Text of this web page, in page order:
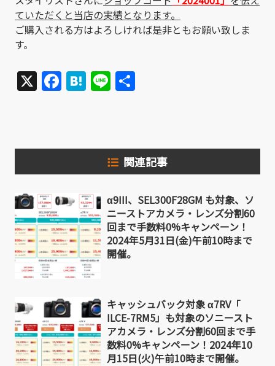
ていただくと当店の実績となります。
ご購入される方はよろしければ是非ともお願い致しま
す。
X Facebook
Hatena
Line
関連記事
α9III、SEL300F28GM も対象、ソ
ニーストアカメラ・レンズ分割60
回まで手数料0%キャンペーン！
2024年5月31日(金)午前10時まで
開催。
キャッシュバック対象 α7RV「
ILCE-7RM5」も対象のソニースト
アカメラ・レンズ分割60回まで手
数料0%キャンペーン！2024年10
月15日(火)午前10時まで開催。